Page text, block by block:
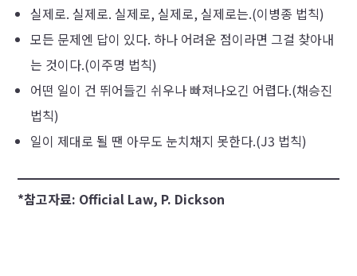
실제로. 실제로. 실제로, 실제로, 실제로는.(이병종 법칙)
모든 문제엔 답이 있다. 하나 어려운 점이라면 그걸 찾아내
는 것이다.(이주명 법칙)
어떤 일이 건 뛰어들긴 쉬우나 빠져나오긴 어렵다.(채승진
법칙)
일이 제대로 될 땐 아무도 눈치채지 못한다.(J3 법칙)
*참고자료: Official Law, P. Dickson